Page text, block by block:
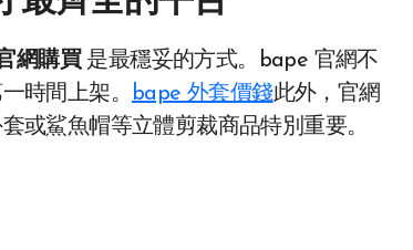
網購買是最穩妥的方式。bape 官網不
時間上架。 bape 外套價錢此外，官網
或鯊魚帽等立體剪裁商品特別重要。